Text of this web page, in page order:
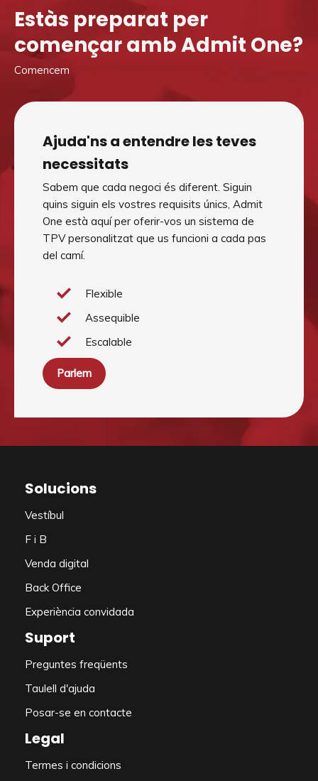
Estàs preparat per
començar amb Admit One?
Comencem
Ajuda'ns a entendre les teves
necessitats
Sabem que cada negoci és diferent. Siguin
quins siguin els vostres requisits únics, Admit
One està aquí per oferir-vos un sistema de
TPV personalitzat que us funcioni a cada pas
del camí.
Flexible
Assequible
Escalable
Parlem
Solucions
Vestíbul
F i B
Venda digital
Back Office
Experiència convidada
Suport
Preguntes freqüents
Taulell d'ajuda
Posar-se en contacte
Legal
Termes i condicions